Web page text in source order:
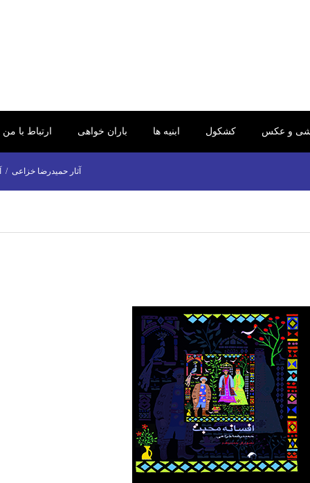
و عکس کشکول ابنیه ها باران خواهی ارتباط با من
آثار حمیدرضا خزاعی /